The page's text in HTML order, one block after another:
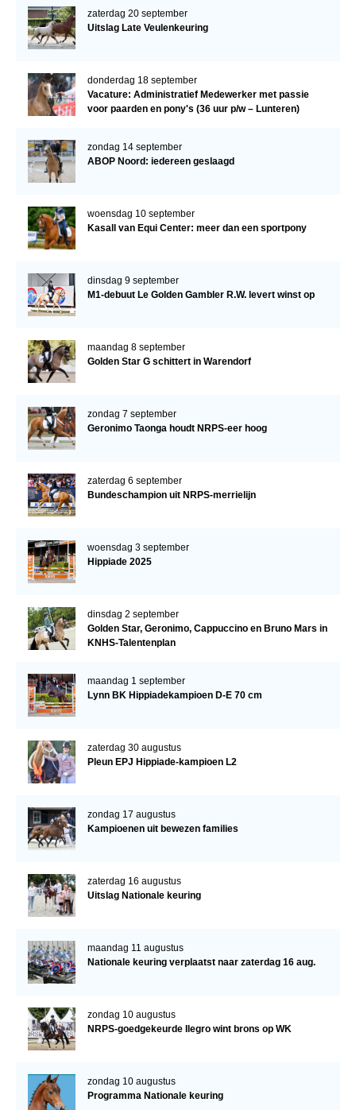
zaterdag 20 september
Uitslag Late Veulenkeuring
donderdag 18 september
Vacature: Administratief Medewerker met passie
voor paarden en pony's (36 uur p/w – Lunteren)
zondag 14 september
ABOP Noord: iedereen geslaagd
woensdag 10 september
Kasall van Equi Center: meer dan een sportpony
dinsdag 9 september
M1-debuut Le Golden Gambler R.W. levert winst op
maandag 8 september
Golden Star G schittert in Warendorf
zondag 7 september
Geronimo Taonga houdt NRPS-eer hoog
zaterdag 6 september
Bundeschampion uit NRPS-merrielijn
woensdag 3 september
Hippiade 2025
dinsdag 2 september
Golden Star, Geronimo, Cappuccino en Bruno Mars in
KNHS-Talentenplan
maandag 1 september
Lynn BK Hippiadekampioen D-E 70 cm
zaterdag 30 augustus
Pleun EPJ Hippiade-kampioen L2
zondag 17 augustus
Kampioenen uit bewezen families
zaterdag 16 augustus
Uitslag Nationale keuring
maandag 11 augustus
Nationale keuring verplaatst naar zaterdag 16 aug.
zondag 10 augustus
NRPS-goedgekeurde Ilegro wint brons op WK
zondag 10 augustus
Programma Nationale keuring